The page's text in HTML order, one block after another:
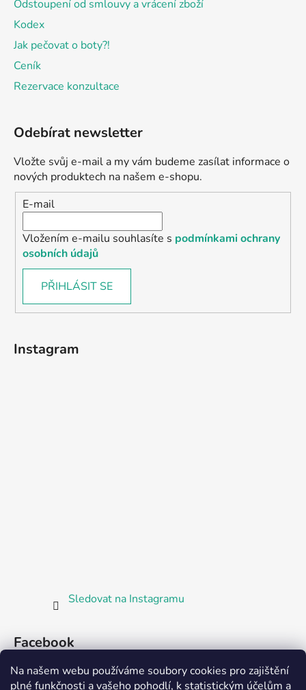
Na našem webu používáme soubory cookies pro zajištění
plné funkčnosti a vašeho pohodlí, k statistickým účelům a
Odstoupení od smlouvy a vrácení zboží
Kodex
Jak pečovat o boty?!
Ceník
Rezervace konzultace
Odebírat newsletter
Vložte svůj e-mail a my vám budeme zasílat informace o
nových produktech na našem e-shopu.
E-mail
Vložením e-mailu souhlasíte s podmínkami ochrany
osobních údajů
PŘIHLÁSIT SE
Instagram
Sledovat na Instagramu
Facebook